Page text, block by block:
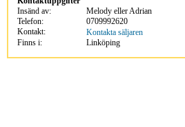
Insänd av:
Melody eller Adrian
Telefon:
0709992620
Kontakt:
Kontakta säljaren
Finns i:
Linköping